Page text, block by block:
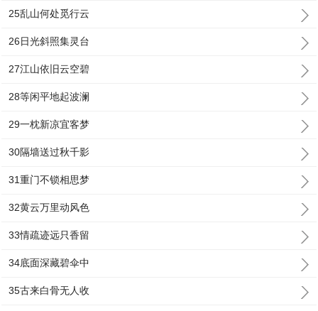
25乱山何处觅行云
26日光斜照集灵台
27江山依旧云空碧
28等闲平地起波澜
29一枕新凉宜客梦
30隔墙送过秋千影
31重门不锁相思梦
32黄云万里动风色
33情疏迹远只香留
34底面深藏碧伞中
35古来白骨无人收